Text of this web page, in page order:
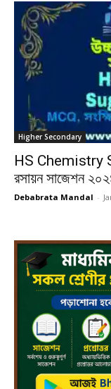
Higher Secondary
HS Chemistry
রসায়ন সাজেশন
Debabrata Mandal -